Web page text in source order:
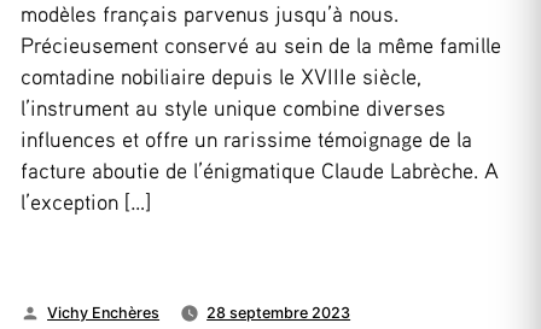
modèles français parvenus jusqu’à nous.
Précieusement conservé au sein de la même famille
comtadine nobiliaire depuis le XVIIIe siècle,
l’instrument au style unique combine diverses
influences et offre un rarissime témoignage de la
facture aboutie de l’énigmatique Claude Labrèche. A
l’exception […]
Publié
Vichy Enchères
28 septembre 2023